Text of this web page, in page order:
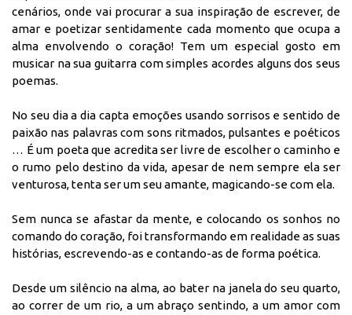
cenários, onde vai procurar a sua inspiração de escrever, de
amar e poetizar sentidamente cada momento que ocupa a
alma envolvendo o coração! Tem um especial gosto em
musicar na sua guitarra com simples acordes alguns dos seus
poemas.
No seu dia a dia capta emoções usando sorrisos e sentido de
paixão nas palavras com sons ritmados, pulsantes e poéticos
… É um poeta que acredita ser livre de escolher o caminho e
o rumo pelo destino da vida, apesar de nem sempre ela ser
venturosa, tenta ser um seu amante, magicando-se com ela.
Sem nunca se afastar da mente, e colocando os sonhos no
comando do coração, foi transformando em realidade as suas
histórias, escrevendo-as e contando-as de forma poética.
Desde um silêncio na alma, ao bater na janela do seu quarto,
ao correr de um rio, a um abraço sentindo, a um amor com